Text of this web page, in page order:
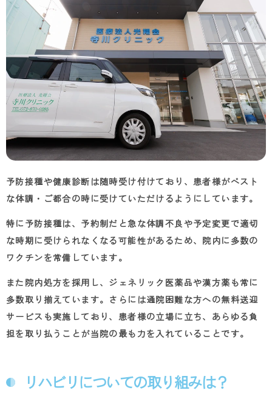
予防接種や健康診断は随時受け付けており、患者様がベスト
な体調・ご都合の時に受けていただけるようにしています。
特に予防接種は、予約制だと急な体調不良や予定変更で適切
な時期に受けられなくなる可能性があるため、院内に多数の
ワクチンを常備しています。
また院内処方を採用し、ジェネリック医薬品や漢方薬も常に
多数取り揃えています。さらには通院困難な方への無料送迎
サービスも実施しており、患者様の立場に立ち、あらゆる負
担を取り払うことが当院の最も力を入れていることです。
リハビリについての取り組みは？